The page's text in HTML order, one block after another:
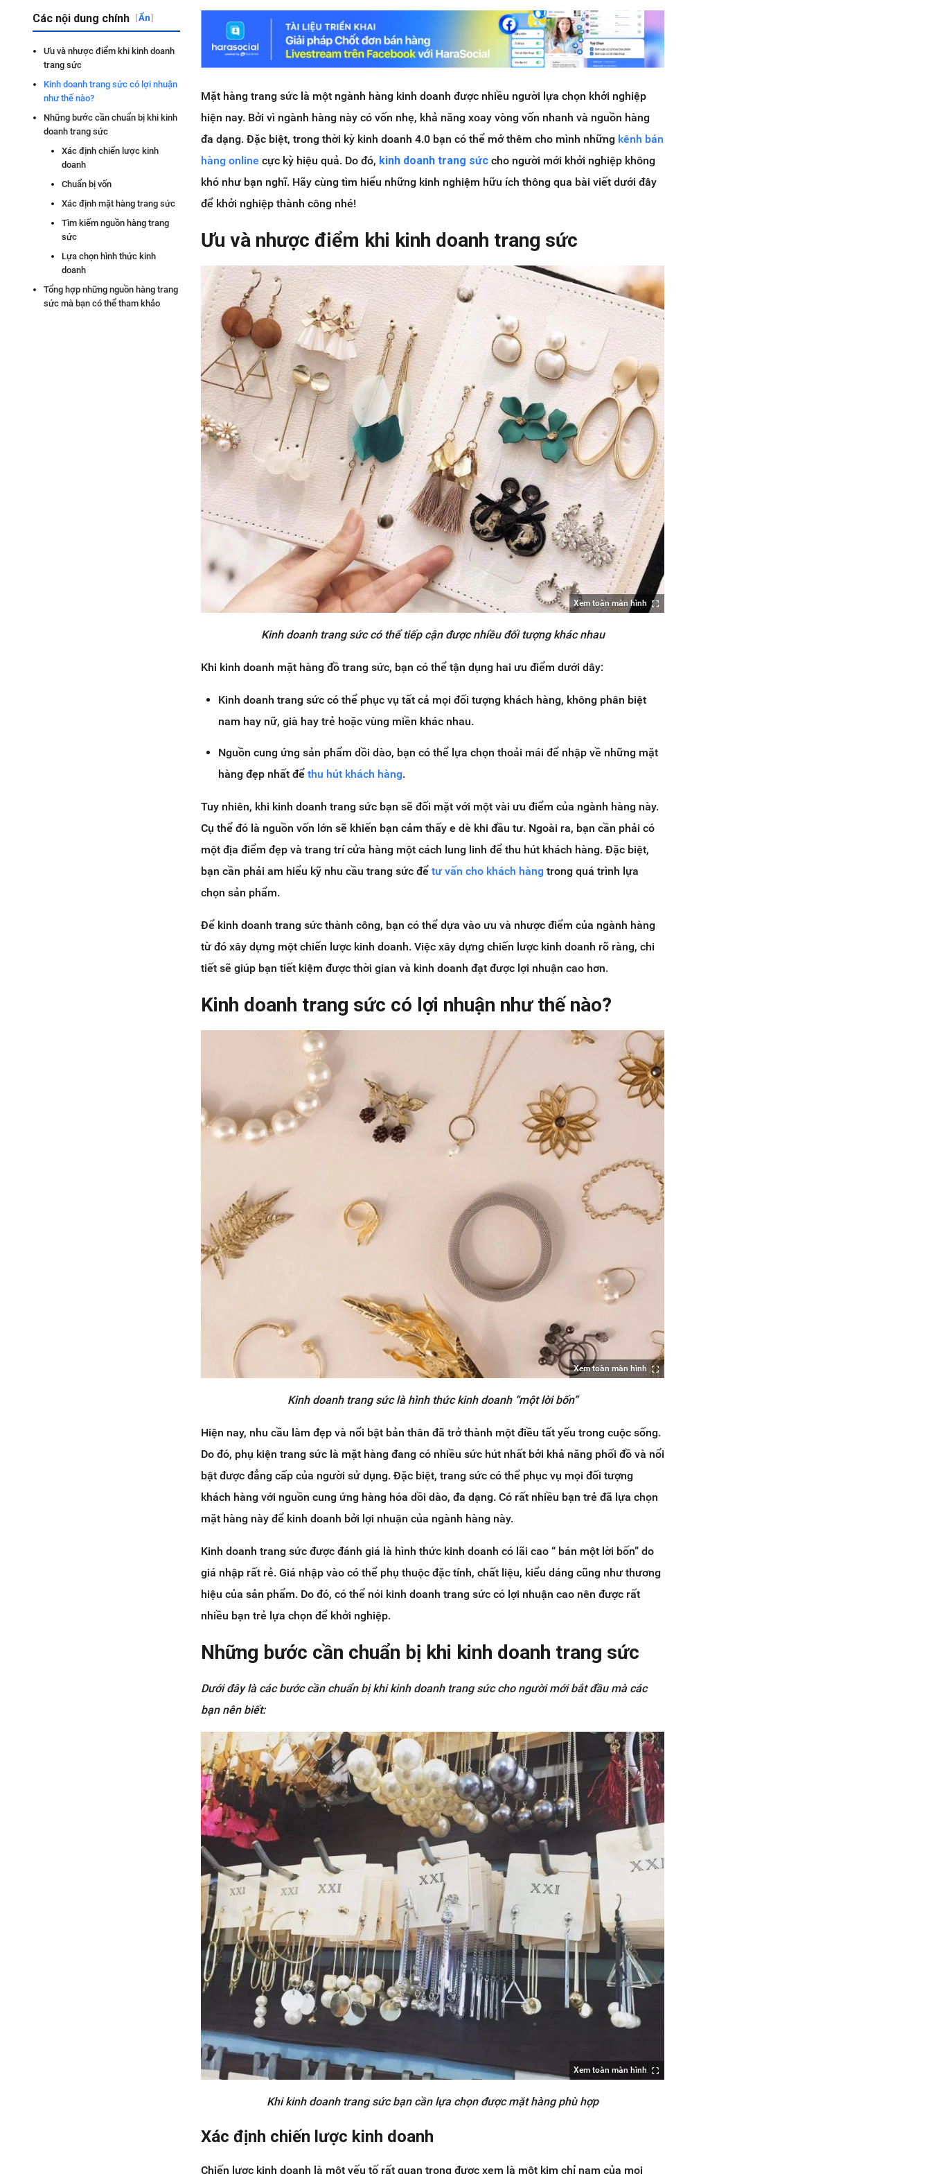
Các nội dung chính [Ẩn]
Ưu và nhược điểm khi kinh doanh
trang sức
Kinh doanh trang sức có lợi nhuận
như thế nào?
Những bước cần chuẩn bị khi kinh
doanh trang sức
Xác định chiến lược kinh
doanh
Chuẩn bị vốn
Xác định mặt hàng trang sức
Tìm kiếm nguồn hàng trang
sức
Lựa chọn hình thức kinh
doanh
Tổng hợp những nguồn hàng trang
sức mà bạn có thể tham khảo
Mặt hàng trang sức là một ngành hàng kinh doanh được nhiều người lựa chọn khởi nghiệp
hiện nay. Bởi vì ngành hàng này có vốn nhẹ, khả năng xoay vòng vốn nhanh và nguồn hàng
đa dạng. Đặc biệt, trong thời kỳ kinh doanh 4.0 bạn có thể mở thêm cho mình những kênh bán
hàng online cực kỳ hiệu quả. Do đó, kinh doanh trang sức cho người mới khởi nghiệp không
khó như bạn nghĩ. Hãy cùng tìm hiểu những kinh nghiệm hữu ích thông qua bài viết dưới đây
để khởi nghiệp thành công nhé!
Ưu và nhược điểm khi kinh doanh trang sức
Xem toàn màn hình
Kinh doanh trang sức có thể tiếp cận được nhiều đối tượng khác nhau
Khi kinh doanh mặt hàng đồ trang sức, bạn có thể tận dụng hai ưu điểm dưới dây:
Kinh doanh trang sức có thể phục vụ tất cả mọi đối tượng khách hàng, không phân biệt
nam hay nữ, già hay trẻ hoặc vùng miền khác nhau.
Nguồn cung ứng sản phẩm dồi dào, bạn có thể lựa chọn thoải mái để nhập về những mặt
hàng đẹp nhất đểthu hút khách hàng.
Tuy nhiên, khi kinh doanh trang sức bạn sẽ đối mặt với một vài ưu điểm của ngành hàng này.
Cụ thể đó là nguồn vốn lớn sẽ khiến bạn cảm thấy e dè khi đầu tư. Ngoài ra, bạn cần phải có
một địa điểm đẹp và trang trí cửa hàng một cách lung linh để thu hút khách hàng. Đặc biệt,
bạn cần phải am hiểu kỹ nhu cầu trang sức đểtư vấn cho khách hàng trong quá trình lựa
chọn sản phẩm.
Để kinh doanh trang sức thành công, bạn có thể dựa vào ưu và nhược điểm của ngành hàng
từ đó xây dựng một chiến lược kinh doanh. Việc xây dựng chiến lược kinh doanh rõ ràng, chi
tiết sẽ giúp bạn tiết kiệm được thời gian và kinh doanh đạt được lợi nhuận cao hơn.
Kinh doanh trang sức có lợi nhuận như thế nào?
Xem toàn màn hình
Kinh doanh trang sức là hình thức kinh doanh “một lời bốn”
Hiện nay, nhu cầu làm đẹp và nổi bật bản thân đã trở thành một điều tất yếu trong cuộc sống.
Do đó, phụ kiện trang sức là mặt hàng đang có nhiều sức hút nhất bởi khả năng phối đồ và nổi
bật được đẳng cấp của người sử dụng. Đặc biệt, trang sức có thể phục vụ mọi đối tượng
khách hàng với nguồn cung ứng hàng hóa dồi dào, đa dạng. Có rất nhiều bạn trẻ đã lựa chọn
mặt hàng này để kinh doanh bởi lợi nhuận của ngành hàng này.
Kinh doanh trang sức được đánh giá là hình thức kinh doanh có lãi cao “ bán một lời bốn” do
giá nhập rất rẻ. Giá nhập vào có thể phụ thuộc đặc tính, chất liệu, kiểu dáng cũng như thương
hiệu của sản phẩm. Do đó, có thể nói kinh doanh trang sức có lợi nhuận cao nên được rất
nhiều bạn trẻ lựa chọn để khởi nghiệp.
Những bước cần chuẩn bị khi kinh doanh trang sức
Dưới đây là các bước cần chuẩn bị khi kinh doanh trang sức cho người mới bắt đầu mà các
bạn nên biết:
Xem toàn màn hình
Khi kinh doanh trang sức bạn cần lựa chọn được mặt hàng phù hợp
Xác định chiến lược kinh doanh
Chiến lược kinh doanh là một yếu tố rất quan trọng được xem là một kim chỉ nam của mọi